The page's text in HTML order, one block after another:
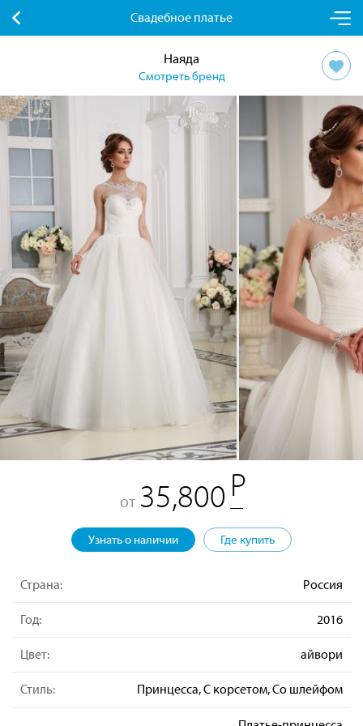
Свадебное платье
Наяда
Смотреть бренд
от 35,800
Узнать о наличии Где купить
Страна: Россия
Год: 2016
Цвет: айвори
Стиль: Принцесса, С корсетом, Со шлейфом